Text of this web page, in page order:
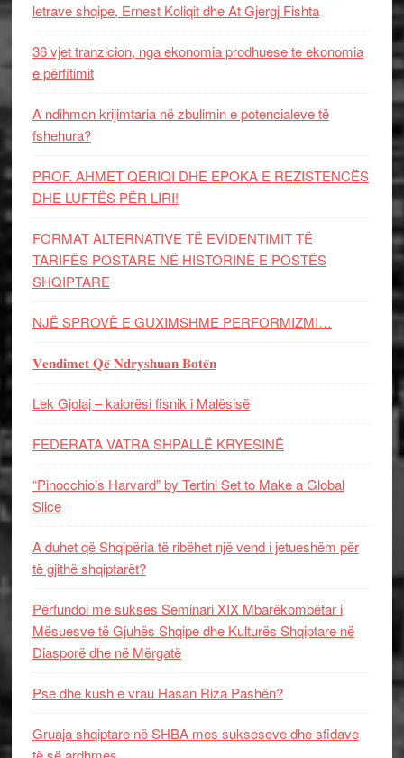
letrave shqipe, Ernest Koliqit dhe At Gjergj Fishta
36 vjet tranzicion, nga ekonomia prodhuese te ekonomia
e përfitimit
A ndihmon krijimtaria në zbulimin e potencialeve të
fshehura?
PROF. AHMET QERIQI DHE EPOKA E REZISTENCЁS
DHE LUFTЁS PЁR LIRI!
FORMAT ALTERNATIVE TË EVIDENTIMIT TË
TARIFËS POSTARE NË HISTORINË E POSTËS
SHQIPTARE
NJË SPROVË E GUXIMSHME PERFORMIZMI…
𝐕𝐞𝐧𝐝𝐢𝐦𝐞𝐭 𝐐𝐞̈ 𝐍𝐝𝐫𝐲𝐬𝐡𝐮𝐚𝐧 𝐁𝐨𝐭𝐞̈𝐧
Lek Gjolaj – kalorësi fisnik i Malësisë
FEDERATA VATRA SHPALLË KRYESINË
“Pinocchio’s Harvard” by Tertini Set to Make a Global
Slice
A duhet që Shqipëria të ribëhet një vend i jetueshëm për
të gjithë shqiptarët?
Përfundoi me sukses Seminari XIX Mbarëkombëtar i
Mësuesve të Gjuhës Shqipe dhe Kulturës Shqiptare në
Diasporë dhe në Mërgatë
Pse dhe kush e vrau Hasan Riza Pashën?
Gruaja shqiptare në SHBA mes sukseseve dhe sfidave